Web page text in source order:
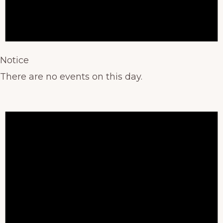
Notice
There are no events on this day.